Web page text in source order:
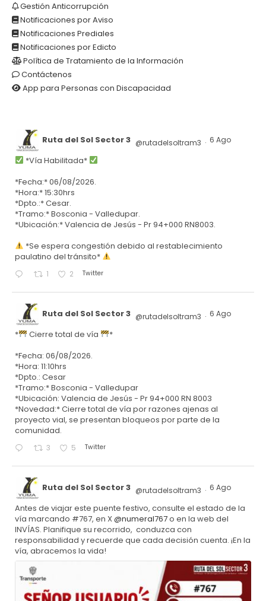
Gestión Anticorrupción
Notificaciones por Aviso
Notificaciones Prediales
Notificaciones por Edicto
Política de Tratamiento de la Información
Contáctenos
App para Personas con Discapacidad
Ruta del Sol Sector 3 @rutadelsoltram3 · 6 Ago
*Vía Habilitada*
*Fecha:* 06/08/2026.
*Hora:* 15:30hrs
*Dpto.:* Cesar.
*Tramo:* Bosconia - Valledupar.
*Ubicación:* Valencia de Jesús - Pr 94+000 RN8003.
*Se espera congestión debido al restablecimiento
paulatino del tránsito*
1 2 Twitter
Ruta del Sol Sector 3 @rutadelsoltram3 · 6 Ago
* Cierre total de vía
*
*Fecha: 06/08/2026.
*Hora: 11:10hrs
*Dpto.: Cesar
*Tramo:* Bosconia - Valledupar
*Ubicación: Valencia de Jesús - Pr 94+000 RN 8003
*Novedad:* Cierre total de vía por razones ajenas al
proyecto vial, se presentan bloqueos por parte de la
comunidad.
3 5 Twitter
Ruta del Sol Sector 3 @rutadelsoltram3 · 6 Ago
Antes de viajar este puente festivo, consulte el estado de la
vía marcando #767, en X@numeral767o en la web del
INVÍAS. Planifique su recorrido, conduzca con
responsabilidad y recuerde que cada decisión cuenta. ¡En la
vía, abracemos la vida!